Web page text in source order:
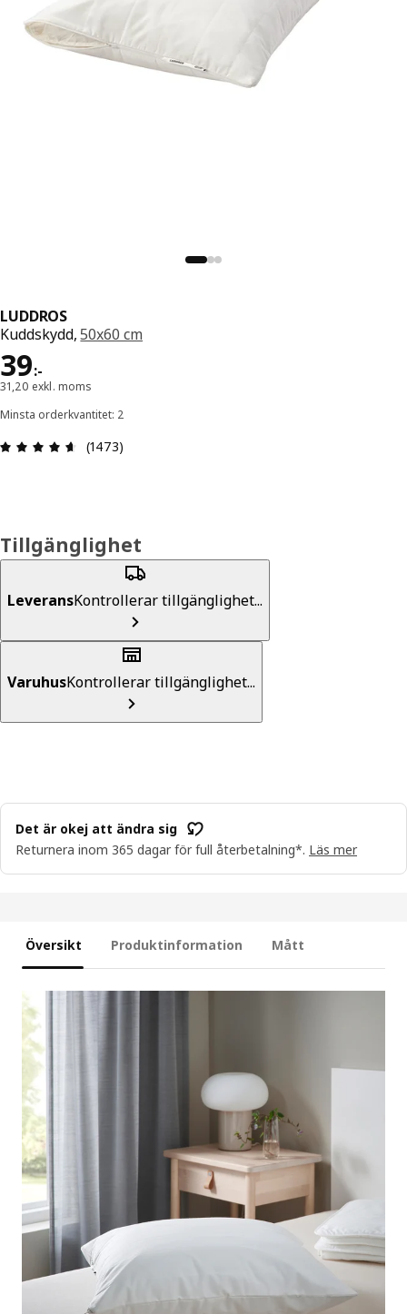
LUDDROS
Kuddskydd,50x60 cm
39:-
Pris 39:-
31,20 exkl. moms
Minsta orderkvantitet: 2
Recension: 4.6 utav 5 stjärnor. Totalt antal
(1473)
Tillgänglighet
LeveransKontrollerar tillgänglighet...
VaruhusKontrollerar tillgänglighet...
Det är okej att ändra sig
Returnera inom 365 dagar för full återbetalning*. Läs mer
Översikt Produktinformation Mått